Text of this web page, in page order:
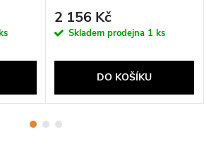
2 156 Kč
Skladem prodejna 1 ks
DO KOŠÍKU